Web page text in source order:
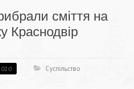
сміття на
Краснодвір
Суспільство